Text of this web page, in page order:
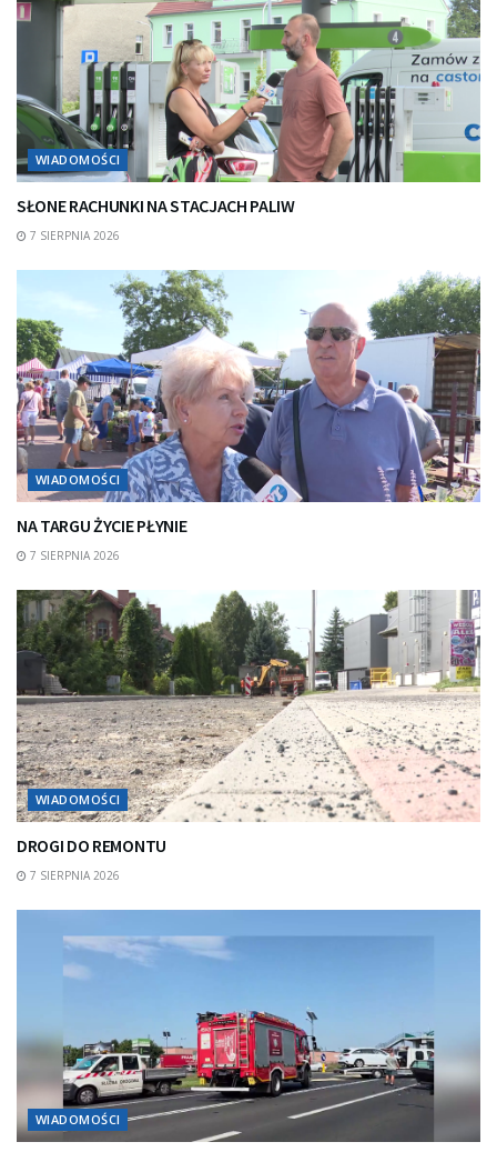
WIADOMOŚCI
SŁONE RACHUNKI NA STACJACH PALIW
7 SIERPNIA 2026
WIADOMOŚCI
NA TARGU ŻYCIE PŁYNIE
7 SIERPNIA 2026
WIADOMOŚCI
DROGI DO REMONTU
7 SIERPNIA 2026
WIADOMOŚCI